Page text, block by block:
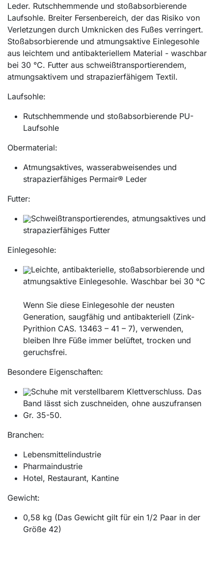
Leder. Rutschhemmende und stoßabsorbierende
Laufsohle. Breiter Fersenbereich, der das Risiko von
Verletzungen durch Umknicken des Fußes verringert.
Stoßabsorbierende und atmungsaktive Einlegesohle
aus leichtem und antibakteriellem Material - waschbar
bei 30 °C. Futter aus schweißtransportierendem,
atmungsaktivem und strapazierfähigem Textil.
Laufsohle:
Rutschhemmende und stoßabsorbierende PU-
Laufsohle
Obermaterial:
Atmungsaktives, wasserabweisendes und
strapazierfähiges Permair® Leder
Futter:
Schweißtransportierendes, atmungsaktives und
strapazierfähiges Futter
Einlegesohle:
Leichte, antibakterielle, stoßabsorbierende und
atmungsaktive Einlegesohle. Waschbar bei 30 °C
Wenn Sie diese Einlegesohle der neusten
Generation, saugfähig und antibakteriell (Zink-
Pyrithion CAS. 13463 – 41 – 7), verwenden,
bleiben Ihre Füße immer belüftet, trocken und
geruchsfrei.
Besondere Eigenschaften:
Schuhe mit verstellbarem Klettverschluss. Das
Band lässt sich zuschneiden, ohne auszufransen
Gr. 35-50.
Branchen:
Lebensmittelindustrie
Pharmaindustrie
Hotel, Restaurant, Kantine
Gewicht:
0,58 kg (Das Gewicht gilt für ein 1/2 Paar in der
Größe 42)